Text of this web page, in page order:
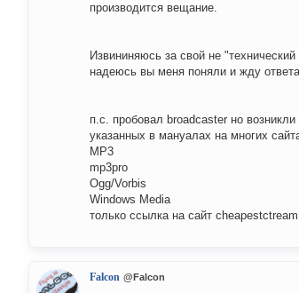
производится вещание.
Извининяюсь за свой не
надеюсь вы меня поняли и жду
п.с. пробовал broadcaster но
указанных в мануалах на многих
MP3
mp3pro
Ogg/Vorbis
Windows Media
только ссылка на сайт cheapestctream
Falcon @Falcon